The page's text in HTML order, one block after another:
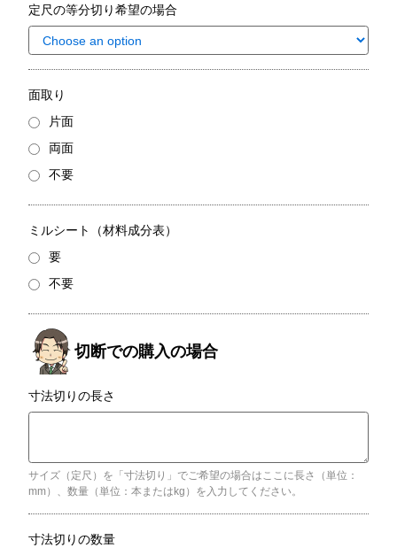
定尺の等分切り希望の場合
面取り
片面
両面
不要
ミルシート（材料成分表）
要
不要
寸法切りの長さ
サイズ（定尺）を「寸法切り」でご希望の場合はここに長さ（単位：
mm）、数量（単位：本またはkg）を入力してください。
寸法切りの数量